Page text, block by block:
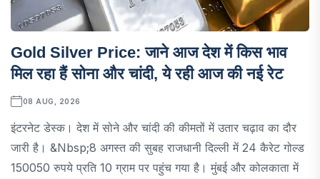
Gold Silver Price: जाने आज देश में किस भाव
मिल रहा हैं सोना और चांदी, ये रही आज की नई रेट
08 AUG, 2026
इंटरनेट डेस्क। देश में सोने और चांदी की कीमतों में उतार चढ़ाव का दौर
जारी है। &nbsp;8 अगस्त की सुबह राजधानी दिल्ली में 24 कैरेट गोल्ड
150050 रुपये प्रति 10 ग्राम पर पहुंच गया है। मुंबई और कोलकाता में